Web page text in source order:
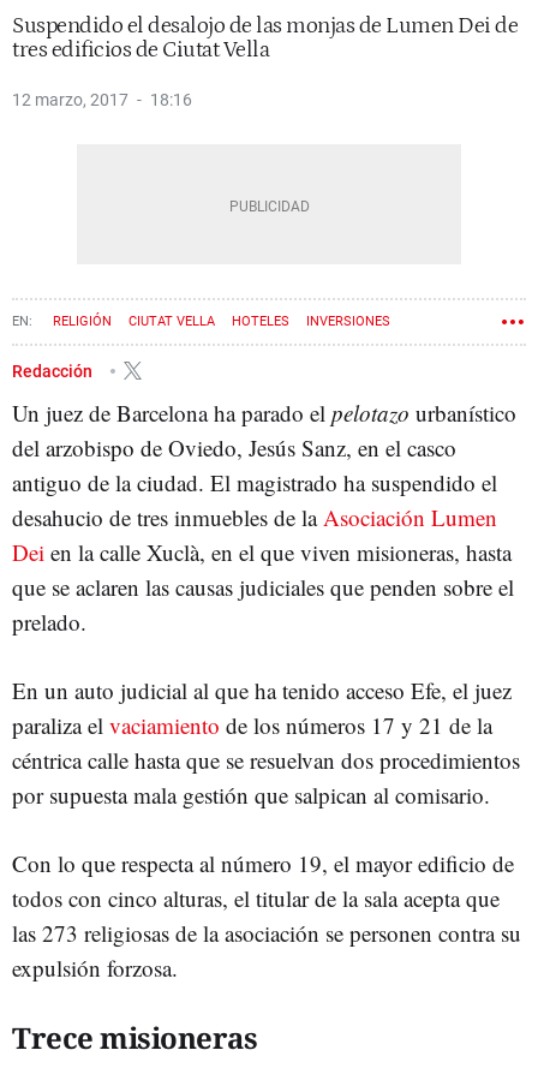
Suspendido el desalojo de las monjas de Lumen Dei de
tres edificios de Ciutat Vella
12 marzo, 2017 18:16
RELIGIÓN CIUTAT VELLA HOTELES INVERSIONES
IGLESIA CATÓLICA
Redacción
Un juez de Barcelona ha parado el pelotazo urbanístico
del arzobispo de Oviedo, Jesús Sanz, en el casco
antiguo de la ciudad. El magistrado ha suspendido el
desahucio de tres inmuebles de laAsociación Lumen
Dei en la calle Xuclà, en el que viven misioneras, hasta
que se aclaren las causas judiciales que penden sobre el
prelado.
En un auto judicial al que ha tenido acceso Efe, el juez
paraliza el vaciamiento de los números 17 y 21 de la
céntrica calle hasta que se resuelvan dos procedimientos
por supuesta mala gestión que salpican al comisario.
Con lo que respecta al número 19, el mayor edificio de
todos con cinco alturas, el titular de la sala acepta que
las 273 religiosas de la asociación se personen contra su
expulsión forzosa.
Trece misioneras